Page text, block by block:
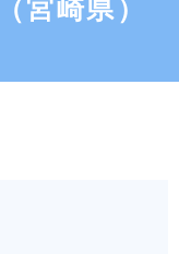
宮崎県）